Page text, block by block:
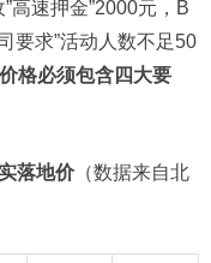
高速押金”2000元，B
要求”活动人数不足50
格必须包含四大要
落地价（数据来自北